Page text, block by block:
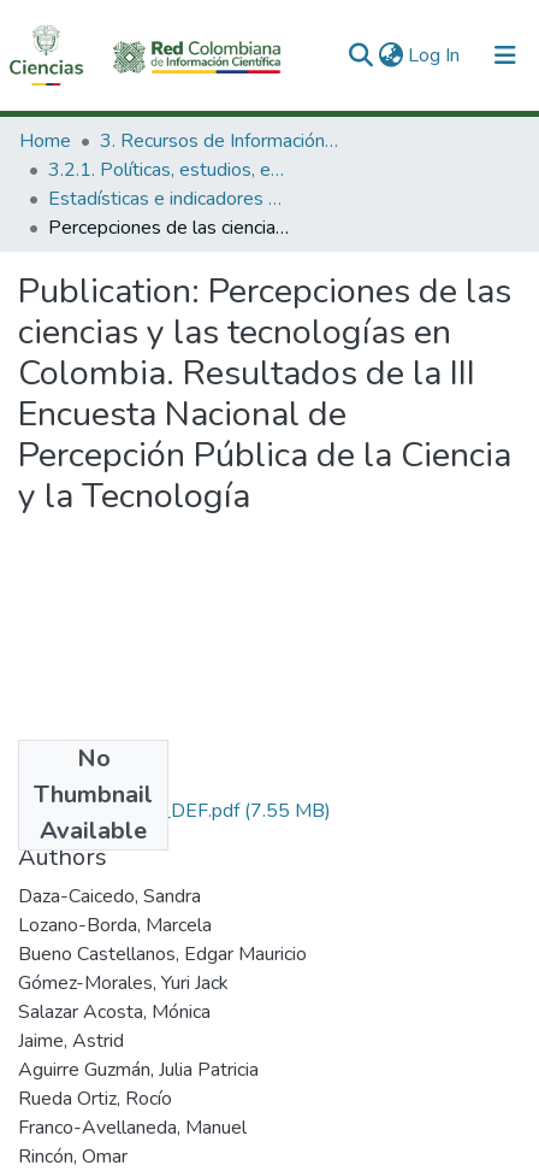
Log In (current)
Communities & Collections
All of DSpace
Statistics
Home
3. Recursos de Información Científica y Tecnológica
3.2.1. Políticas, estudios, evaluaciones e indicadores de CTeI
Estadísticas e indicadores del Sistema Nacional de Ciencia y Tecnología
Percepciones de las ciencias y las tecnologías en Colombia. Resultados de la III Encuesta Nacional de Percepción Pública de la Ciencia y la Tecnología
Publication: Percepciones de las
ciencias y las tecnologías en
Colombia. Resultados de la III
Encuesta Nacional de
Percepción Pública de la Ciencia
y la Tecnología
No
Thumbnail
Available
220. IIIENPPCyT_DEF.pdf(7.55 MB)
Authors
Daza-Caicedo, Sandra
Lozano-Borda, Marcela
Bueno Castellanos, Edgar Mauricio
Gómez-Morales, Yuri Jack
Salazar Acosta, Mónica
Jaime, Astrid
Aguirre Guzmán, Julia Patricia
Rueda Ortiz, Rocío
Franco-Avellaneda, Manuel
Rincón, Omar